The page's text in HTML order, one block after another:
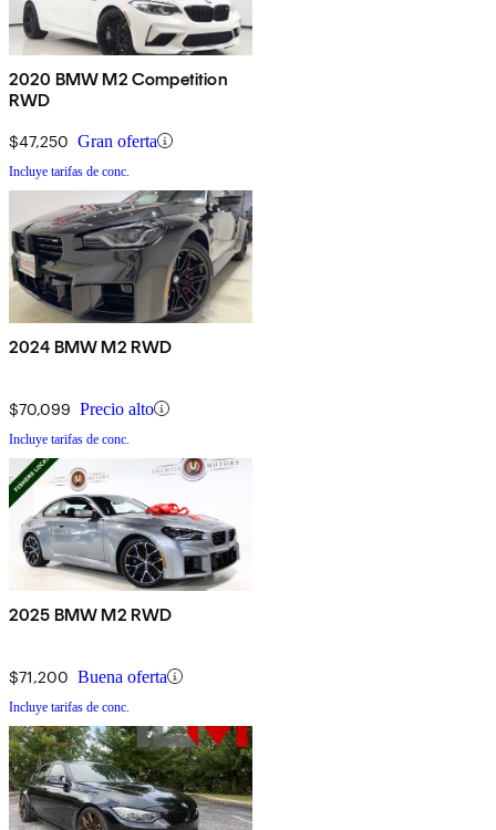
2020 BMW M2 Competition
RWD
$47,250 Gran oferta
Incluye tarifas de conc.
2024 BMW M2 RWD
$70,099 Precio alto
Incluye tarifas de conc.
2025 BMW M2 RWD
$71,200 Buena oferta
Incluye tarifas de conc.